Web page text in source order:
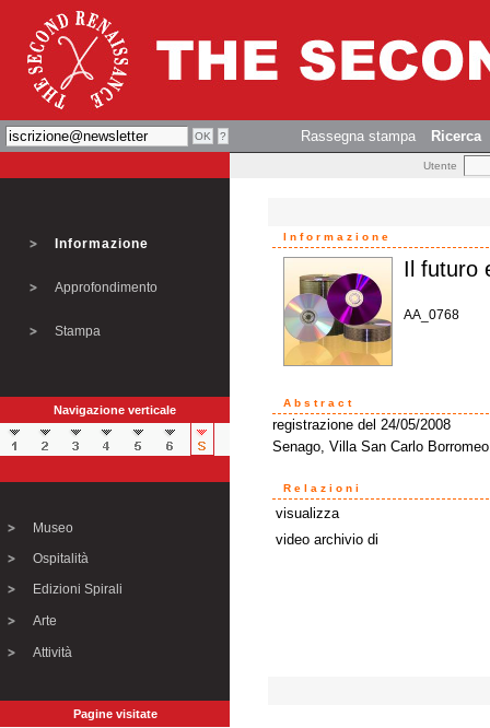
Rassegna stampa Ricerca
Utente
Informazione
Approfondimento
Stampa
Navigazione verticale
Museo
Ospitalità
Edizioni Spirali
Arte
Attività
Pagine visitate
Informazione
Il futuro
AA_0768
Abstract
registrazione del 24/05/2008
Senago, Villa San Carlo Borromeo
Relazioni
visualizza
video archivio di